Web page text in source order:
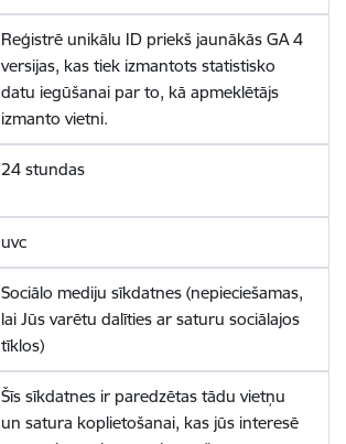
Reģistrē unikālu ID priekš jaunākās GA 4
versijas, kas tiek izmantots statistisko
datu iegūšanai par to, kā apmeklētājs
izmanto vietni.
24 stundas
uvc
Sociālo mediju sīkdatnes (nepieciešamas,
lai Jūs varētu dalīties ar saturu sociālajos
tīklos)
Šīs sīkdatnes ir paredzētas tādu vietņu
un satura koplietošanai, kas jūs interesē